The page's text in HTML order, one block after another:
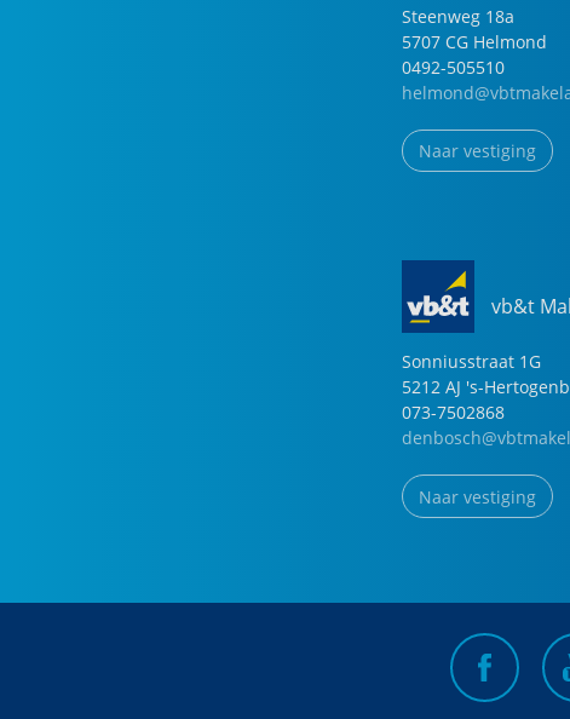
Steenweg 18a
5707 CG Helmond
0492-505510
Naar vestiging
vb&t
Sonniusstraat 1G
5212 AJ 's-
073-7502868
Naar vestiging